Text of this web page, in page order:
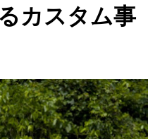
カスタム事